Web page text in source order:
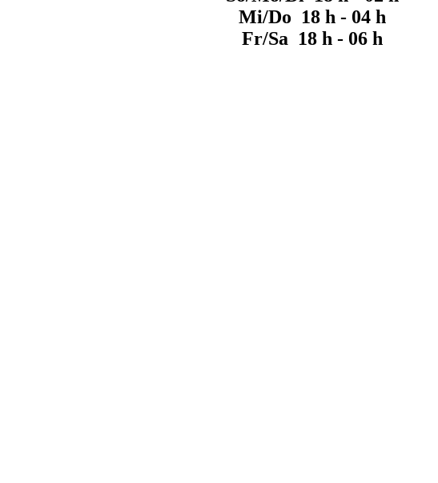
Mi/Do 18 h - 04 h
Fr/Sa 18 h - 06 h